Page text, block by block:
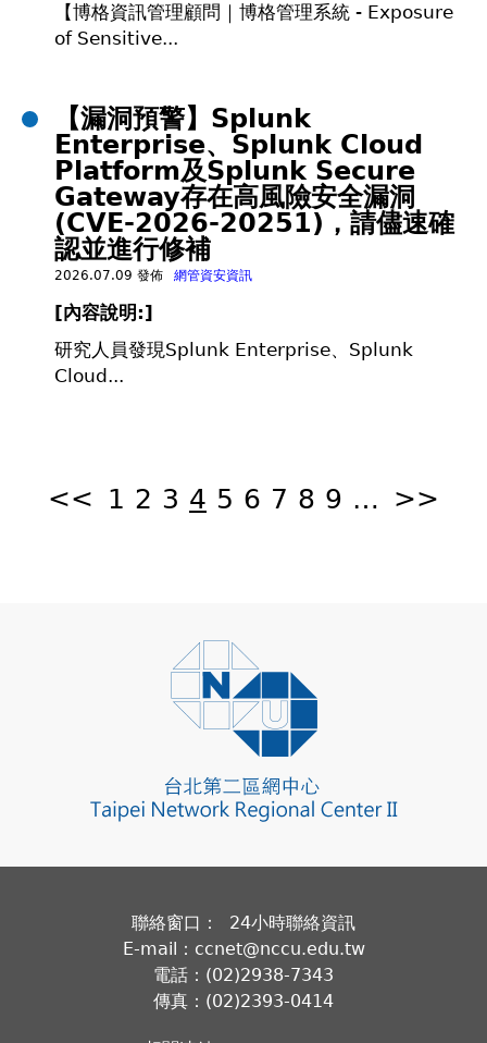
【博格資訊管理顧問｜博格管理系統 - Exposure
of Sensitive...
【漏洞預警】Splunk
Enterprise、Splunk Cloud
Platform及Splunk Secure
Gateway存在高風險安全漏洞
(CVE-2026-20251)，請儘速確
認並進行修補
2026.07.09 發佈 網管資安資訊
[內容說明:]
研究人員發現Splunk Enterprise、Splunk
Cloud...
<< 1 2 3 4 5 6 7 8 9 … >>
聯絡窗口： 24小時聯絡資訊
E-mail：ccnet@nccu.edu.tw
電話：(02)2938-7343
傳真：(02)2393-0414